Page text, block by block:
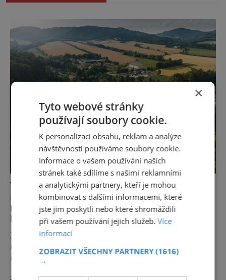
VÝLETY ZA POZNÁNÍM
POZNEJTE ÚDOLÍ DESNÉ: OD
DLOUHÝCH STRÁNÍ PO TERMÁLNÍ
PRAMENY
Jen málokteré místo v České republice
nabízí tolik rozmanitých zážitků na tak
malém území jako údolí řeky Desné v srdci
zobrazit více >>
×
Tyto webové stránky
používají soubory cookie.
K personalizaci obsahu, reklam a analýze
návštěvnosti používáme soubory cookie.
Informace o vašem používání našich
stránek také sdílíme s našimi reklamními
a analytickými partnery, kteří je mohou
kombinovat s dalšími informacemi, které
jste jim poskytli nebo které shromáždili
při vašem používání jejich služeb.Více
informací
ZOBRAZIT VŠECHNY PARTNERY(1616)
→